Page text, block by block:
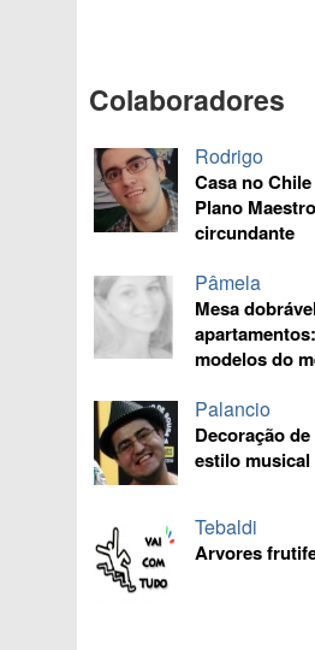
Colaboradores
Rodrigo
Casa no
Plano
circundante
Pâmela
Mesa
modelos do
Palancio
Decoração
estilo musical
Tebaldi
Arvores